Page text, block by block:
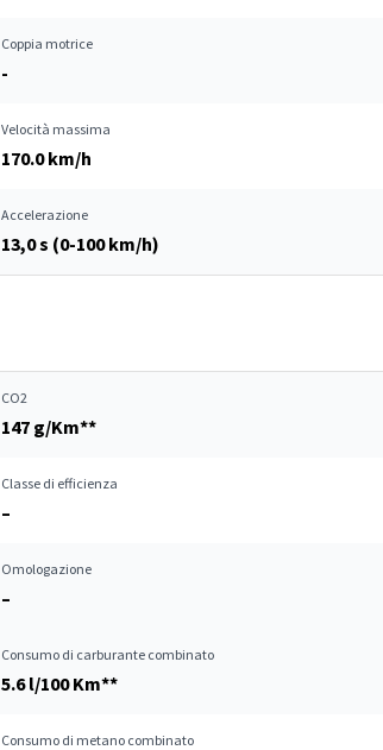
Coppia motrice
-
Velocità massima
170.0 km/h
Accelerazione
13,0 s (0-100 km/h)
CO2
147 g/Km**
Classe di efficienza
–
Omologazione
–
Consumo di carburante combinato
5.6 l/100 Km**
Consumo di metano combinato